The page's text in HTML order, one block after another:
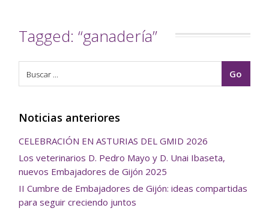
Tagged: “ganadería”
Noticias anteriores
CELEBRACIÓN EN ASTURIAS DEL GMID 2026
Los veterinarios D. Pedro Mayo y D. Unai Ibaseta,
nuevos Embajadores de Gijón 2025
II Cumbre de Embajadores de Gijón: ideas compartidas
para seguir creciendo juntos